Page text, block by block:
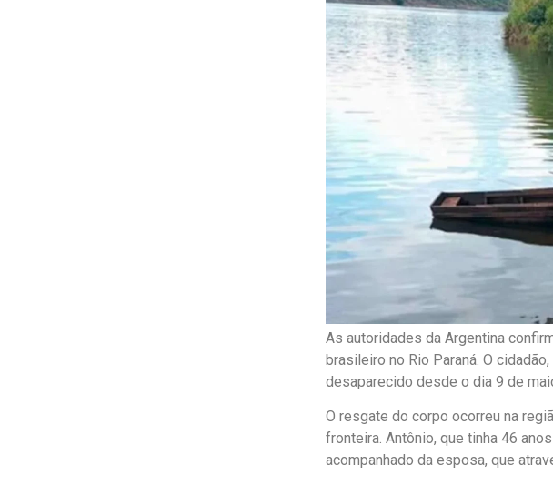
As autoridades da Argentina
brasileiro no Rio Paraná. O
desaparecido desde o dia 9 de
O resgate do corpo ocorreu na
fronteira. Antônio, que tinha 46
acompanhado da esposa, que